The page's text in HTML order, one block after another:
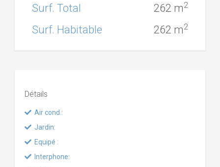
Surf. Total 262 m2
Surf. Habitable 262 m2
Détails
Air cond.:
Jardin:
Equipé :
Interphone: